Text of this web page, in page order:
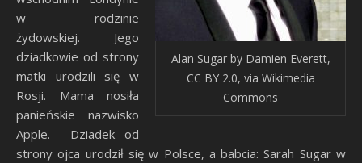
Alan Sugar by Damien Everett,
CC BY 2.0, via Wikimedia
Commons
w rodzinie
żydowskiej. Jego
dziadkowie od strony
matki urodzili się w
Rosji. Mama nosiła
panieńskie nazwisko
Apple. Dziadek od
strony ojca urodził się w Polsce, a babcia: Sarah Sugar w